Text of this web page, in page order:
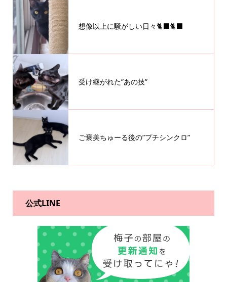
想像以上に騒がしい日々🐈‍⬛🐈‍⬛
受け継がれた”あの技”
ご褒美ちゅーる後の”プチシンクロ”
公式LINE